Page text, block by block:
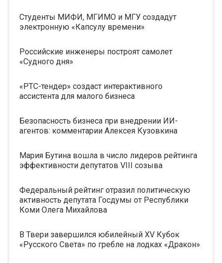
Студенты МИФИ, МГИМО и МГУ создадут
электронную «Капсулу времени»
Российские инженеры построят самолет
«Судного дня»
«РТС-тендер» создаст интерактивного
ассистента для малого бизнеса
Безопасность бизнеса при внедрении ИИ-
агентов: комментарии Алексея Кузовкина
Мария Бутина вошла в число лидеров рейтинга
эффективности депутатов VIII созыва
Федеральный рейтинг отразил политическую
активность депутата Госдумы от Республики
Коми Олега Михайлова
В Твери завершился юбилейный XV Кубок
«Русского Света» по гребле на лодках «Дракон»